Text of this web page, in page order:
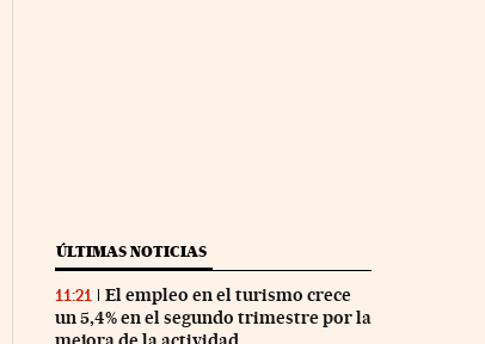
ÚLTIMAS NOTICIAS
11:21
El empleo en el turismo crece
un 5,4% en el segundo trimestre por la